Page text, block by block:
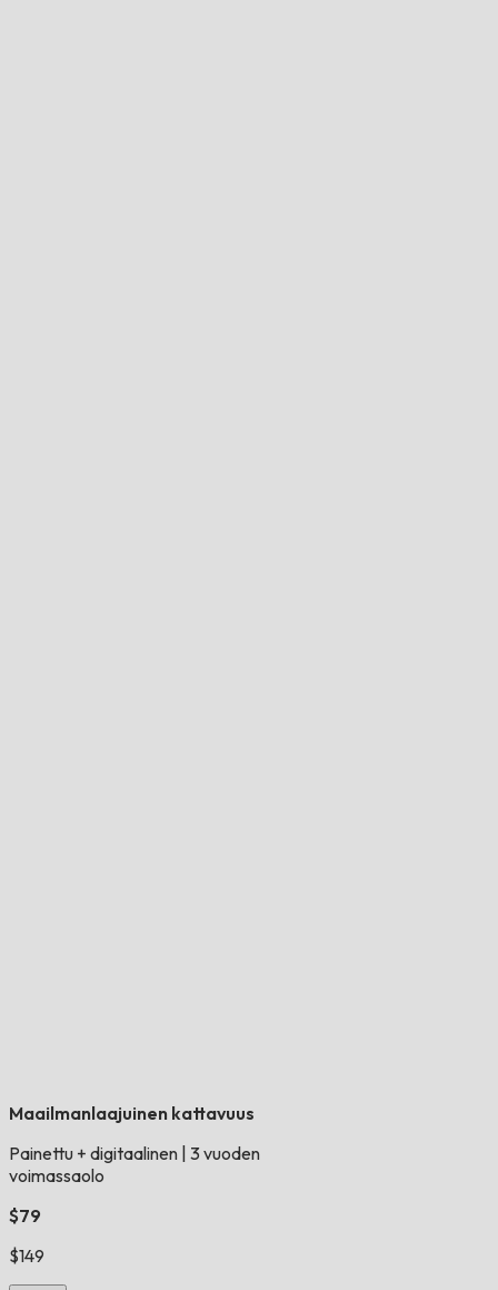
Maailmanlaajuinen kattavuus
Painettu + digitaalinen 3 vuoden
voimassaolo
$79
$149